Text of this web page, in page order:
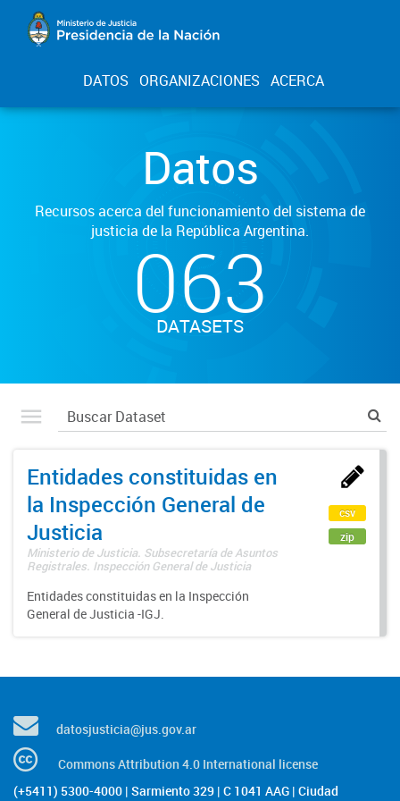
DATOS ORGANIZACIONES ACERCA
Datos
Recursos acerca del funcionamiento del sistema de
justicia de la República Argentina.
063
DATASETS
Entidades constituidas en
la Inspección General de
Justicia
Ministerio de Justicia. Subsecretaría de Asuntos
Registrales. Inspección General de Justicia
Entidades constituidas en la Inspección
General de Justicia -IGJ.
csv
zip
datosjusticia@jus.gov.ar
Commons Attribution 4.0 International license
(+5411) 5300-4000 | Sarmiento 329 | C 1041 AAG | Ciudad